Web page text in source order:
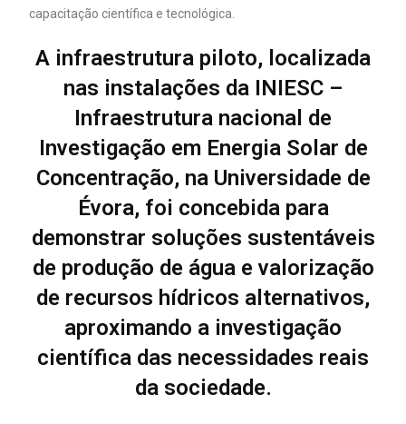
capacitação científica e tecnológica.
A infraestrutura piloto, localizada
nas instalações da INIESC –
Infraestrutura nacional de
Investigação em Energia Solar de
Concentração, na Universidade de
Évora, foi concebida para
demonstrar soluções sustentáveis
de produção de água e valorização
de recursos hídricos alternativos,
aproximando a investigação
científica das necessidades reais
da sociedade.